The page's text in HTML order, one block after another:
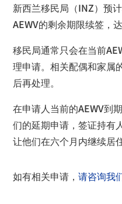
新西兰移民局（INZ）预
AEWV的剩余期限续签，
移民局通常只会在当前
理申请。相关配偶和家属
后再处理。
在申请人当前的AEWV到
们的延期申请，签证持有
让他们在六个月内继续居
如有相关申请，请咨询我